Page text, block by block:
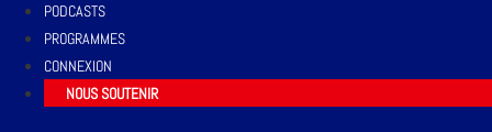
PODCASTS
PROGRAMMES
CONNEXION
NOUS SOUTENIR